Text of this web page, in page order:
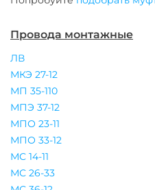
Провода монтажные
ЛВ
МКЭ 27-12
МП 35-110
МПЭ 37-12
МПО 23-11
МПО 33-12
МС 14-11
МС 26-33